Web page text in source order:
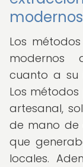
modernos
Los
modernos
cuanto a su
Los
artesanal,
de mano de
que
locales.